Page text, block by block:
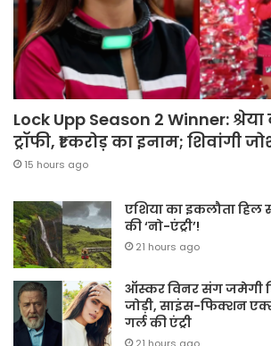
Lock Upp Season 2 Winner:
ट्रॉफी, ₹1 करोड़ का इनाम; शिवांगी
15 hours ago
एशिया का इकलौता हिल
की ‘नो-एंट्री’!
21 hours ago
ऑस्कर विनर संग जमेगी
जोड़ी, साइंस-फिक्शन
गर्ल की एंट्री
21 hours ago